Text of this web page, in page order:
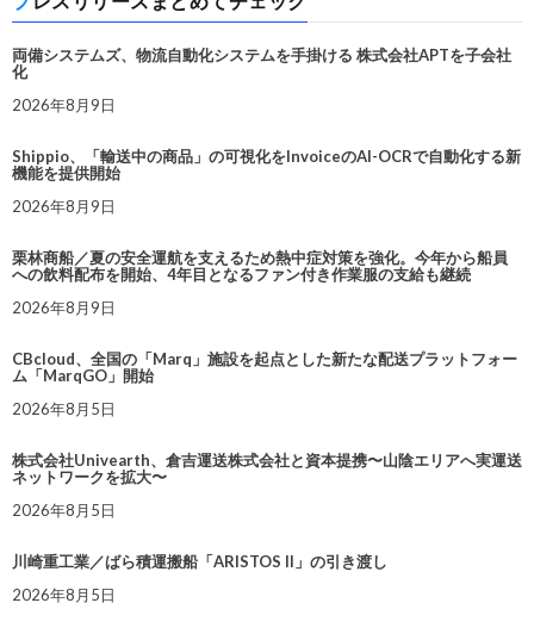
両備システムズ、物流自動化システムを手掛ける 株式会社APTを子会社
化
2026年8月9日
Shippio、「輸送中の商品」の可視化をInvoiceのAI-OCRで自動化する新
機能を提供開始
2026年8月9日
栗林商船／夏の安全運航を支えるため熱中症対策を強化。今年から船員
への飲料配布を開始、4年目となるファン付き作業服の支給も継続
2026年8月9日
CBcloud、全国の「Marq」施設を起点とした新たな配送プラットフォー
ム「MarqGO」開始
2026年8月5日
株式会社Univearth、倉吉運送株式会社と資本提携〜山陰エリアへ実運送
ネットワークを拡大〜
2026年8月5日
川崎重工業／ばら積運搬船「ARISTOS II」の引き渡し
2026年8月5日